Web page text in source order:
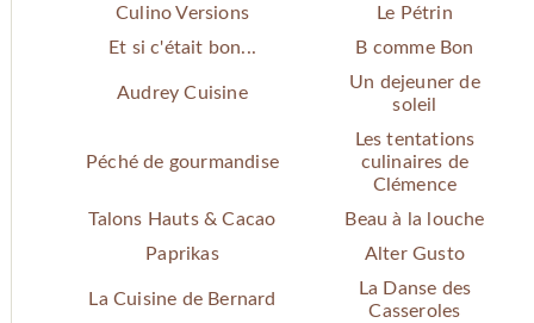
Culino Versions
Le Pétrin
Et si c'était bon...
B comme Bon
Audrey Cuisine
Un dejeuner de
soleil
Péché de gourmandise
Les tentations
culinaires de
Clémence
Talons Hauts & Cacao
Beau à la louche
Paprikas
Alter Gusto
La Cuisine de Bernard
La Danse des
Casseroles